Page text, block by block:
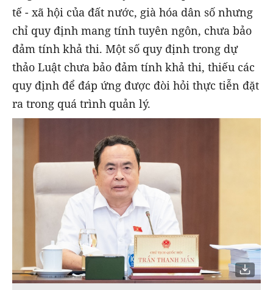
tế - xã hội của đất nước, già hóa dân số nhưng
chỉ quy định mang tính tuyên ngôn, chưa bảo
đảm tính khả thi. Một số quy định trong dự
thảo Luật chưa bảo đảm tính khả thi, thiếu các
quy định để đáp ứng được đòi hỏi thực tiễn đặt
ra trong quá trình quản lý.